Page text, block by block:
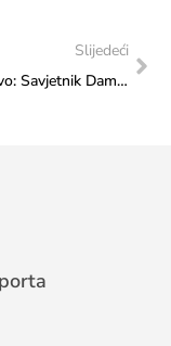
Slijedeći
Ministarstvo: Savjetnik Damir Bunoza susreo se s violinistkinjom Almom Dizdar